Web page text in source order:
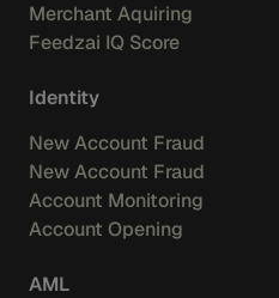
Merchant Aquiring
Feedzai IQ Score
Identity
New Account Fraud
New Account Fraud
Account Monitoring
Account Opening
AML